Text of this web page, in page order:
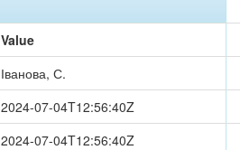
Value
Іванова, С.
2024-07-04T12:56:40Z
2024-07-04T12:56:40Z